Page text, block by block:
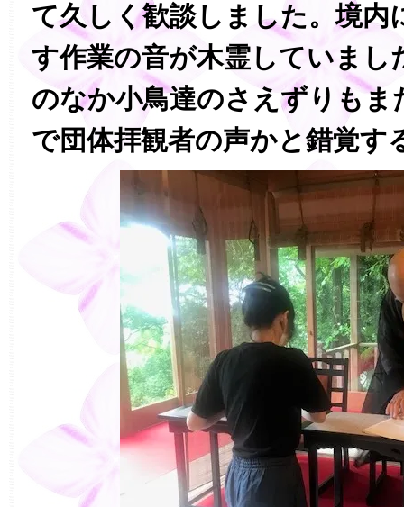
て久しく歓談しました。境内
す作業の音が木霊していまし
のなか小鳥達のさえずりもま
で団体拝観者の声かと錯覚す